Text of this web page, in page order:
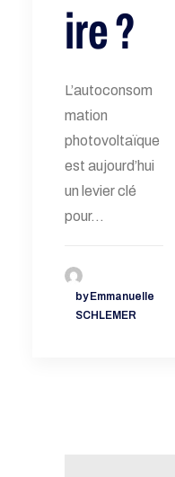
ire ?
L’autoconsom
mation
photovoltaïque
est aujourd’hui
un levier clé
pour…
by Emmanuelle
SCHLEMER